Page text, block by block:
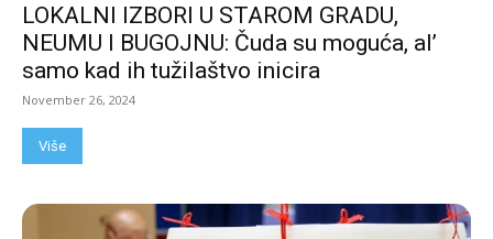
LOKALNI IZBORI U STAROM GRADU,
NEUMU I BUGOJNU: Čuda su moguća, al’
samo kad ih tužilaštvo inicira
November 26, 2024
Više